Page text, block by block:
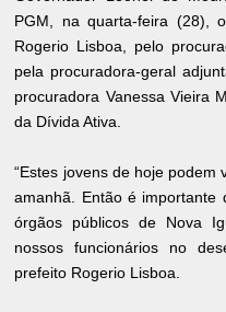
PGM, na quarta-feira (28),
Rogerio Lisboa, pelo
pela procuradora-geral
procuradora Vanessa Vieira
da Dívida Ativa.
“Estes jovens de hoje
amanhã. Então é importante
órgãos públicos de Nova
nossos funcionários no
prefeito Rogerio Lisboa.